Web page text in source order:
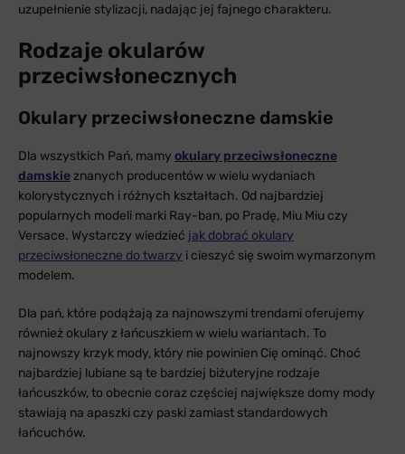
uzupełnienie stylizacji, nadając jej fajnego charakteru.
Rodzaje okularów
przeciwsłonecznych
Okulary przeciwsłoneczne damskie
Dla wszystkich Pań, mamy okulary przeciwsłoneczne
damskieznanych producentów w wielu wydaniach
kolorystycznych i różnych kształtach. Od najbardziej
popularnych modeli marki Ray-ban, po Pradę, Miu Miu czy
Versace. Wystarczy wiedzieć jak dobrać okulary
przeciwsłoneczne do twarzy i cieszyć się swoim wymarzonym
modelem.
Dla pań, które podążają za najnowszymi trendami oferujemy
również okulary z łańcuszkiem w wielu wariantach. To
najnowszy krzyk mody, który nie powinien Cię ominąć. Choć
najbardziej lubiane są te bardziej biżuteryjne rodzaje
łańcuszków, to obecnie coraz częściej największe domy mody
stawiają na apaszki czy paski zamiast standardowych
łańcuchów.